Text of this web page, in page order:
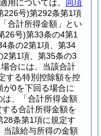
用については、 同項
226号)第292条第1項
合計所得金額」とい
26号)第33条の4第1
条の2第1項、第34
2第1項、第35条の3
合には、当該合計
する特別控除額を控
0を下回る場合に
は、「合計所得金額
る合計所得金額を
28条第1項に規定す
当該給与所得の金額